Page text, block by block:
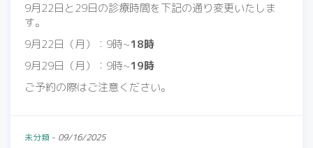
9月22日と29日の診療時間を下記の通り変更いたしま
す。
9月22日（月）：9時~18時
9月29日（月）：9時~19時
ご予約の際はご注意ください。
未分類 - 09/16/2025